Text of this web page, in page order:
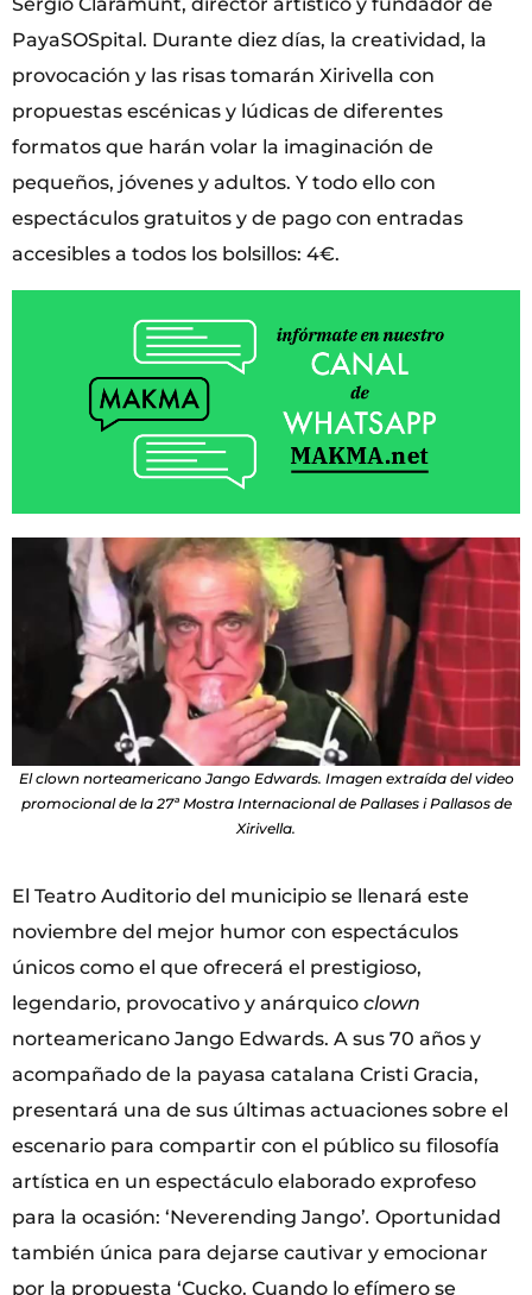
PayaSOSpital. Durante diez días, la creatividad, la
provocación y las risas tomarán Xirivella con
propuestas escénicas y lúdicas de diferentes
formatos que harán volar la imaginación de
pequeños, jóvenes y adultos. Y todo ello con
espectáculos gratuitos y de pago con entradas
accesibles a todos los bolsillos: 4€.
El clown norteamericano Jango Edwards. Imagen extraída del video
promocional de la 27ª Mostra Internacional de Pallases i Pallasos de
Xirivella.
El Teatro Auditorio del municipio se llenará este
noviembre del mejor humor con espectáculos
únicos como el que ofrecerá el prestigioso,
legendario, provocativo y anárquico clown
norteamericano Jango Edwards. A sus 70 años y
acompañado de la payasa catalana Cristi Gracia,
presentará una de sus últimas actuaciones sobre el
escenario para compartir con el público su filosofía
artística en un espectáculo elaborado exprofeso
para la ocasión: ‘Neverending Jango’. Oportunidad
también única para dejarse cautivar y emocionar
por la propuesta ‘Cucko. Cuando lo efímero se